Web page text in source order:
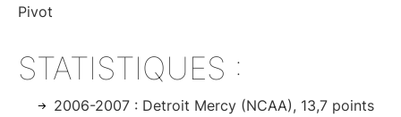
Pivot
STATISTIQUES :
2006-2007 : Detroit Mercy (NCAA), 13,7 points